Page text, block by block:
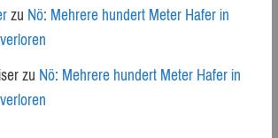
zuNö: Mehrere hundert Meter Hafer in
zuNö: Mehrere hundert Meter Hafer in